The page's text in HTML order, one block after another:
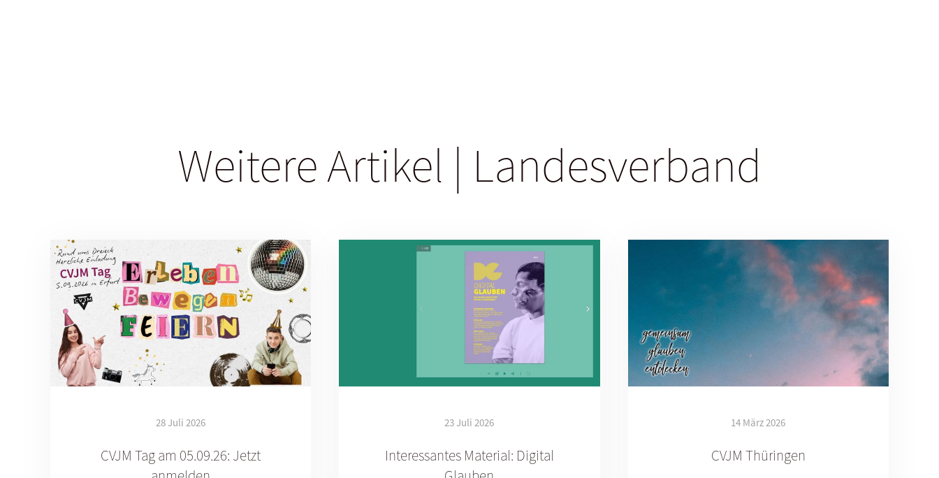
Weitere Artikel | Landesverband
28 Juli 2026
CVJM Tag am 05.09.26: Jetzt
23 Juli 2026
Interessantes Material: Digital
14 März 2026
CVJM Thüringen